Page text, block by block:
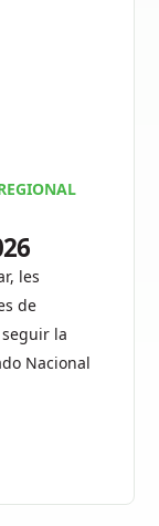
les
de
seguir la
Nacional